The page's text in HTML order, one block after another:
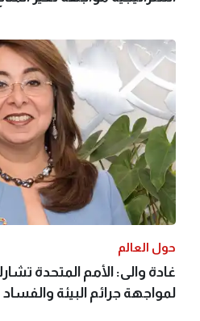
حول العالم
غادة والى: الأمم المتحدة
لمواجهة جرائم البيئة